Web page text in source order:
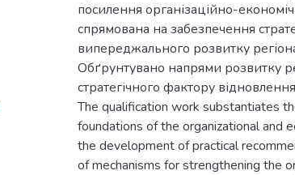
посилення організаційно-
спрямована на забезпечення
випереджального розвитку
Обґрунтувано напрями розвитку
стратегічного фактору
The qualification work substantiates
foundations of the organizational and
the development of practical
of mechanisms for strengthening the